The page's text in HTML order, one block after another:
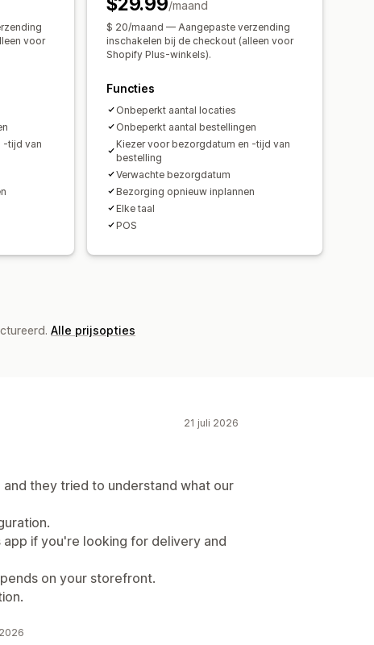
voor
-tijd van
/maand
$ 20/maand — Aangepaste verzending
inschakelen bij de checkout (alleen voor
Shopify Plus-winkels).
Functies
Onbeperkt aantal locaties
Onbeperkt aantal bestellingen
Kiezer voor bezorgdatum en -tijd van
bestelling
Verwachte bezorgdatum
Bezorging opnieuw inplannen
Elke taal
POS
Alle prijsopties
21 juli 2026
they tried to understand what our
if you're looking for delivery and
on your storefront.